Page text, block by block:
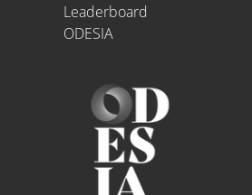
Leaderboard
ODESIA